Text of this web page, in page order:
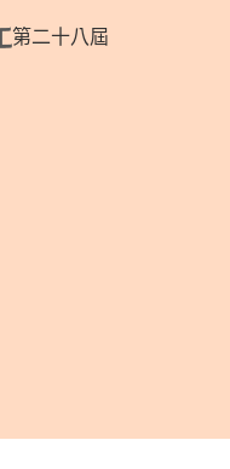
第二十八屆